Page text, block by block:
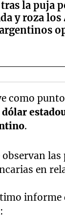
la puja
y roza los
como
dólar
.
las
en
informe